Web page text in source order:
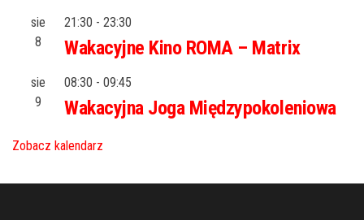
sie
8
21:30 - 23:30
Wakacyjne Kino ROMA – Matrix
sie
9
08:30 - 09:45
Wakacyjna Joga Międzypokoleniowa
Zobacz kalendarz